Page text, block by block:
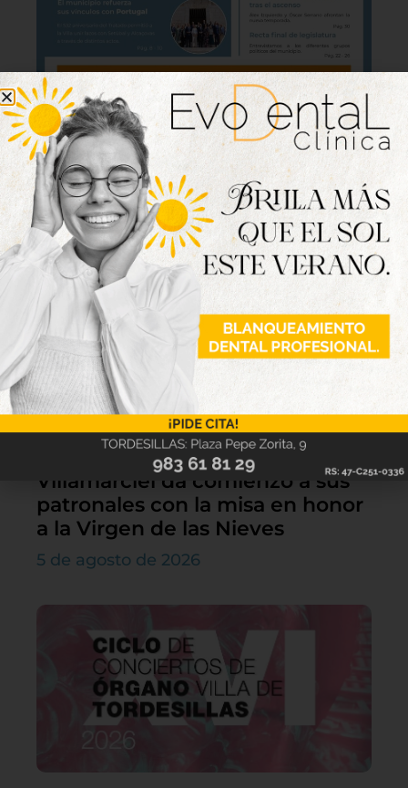
Lo último
Villamarciel da comienzo a sus
patronales con la misa en honor
a la Virgen de las Nieves
5 de agosto de 2026